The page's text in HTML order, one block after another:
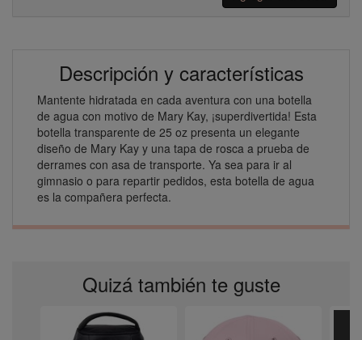
Descripción y características
Mantente hidratada en cada aventura con una botella
de agua con motivo de Mary Kay, ¡superdivertida! Esta
botella transparente de 25 oz presenta un elegante
diseño de Mary Kay y una tapa de rosca a prueba de
derrames con asa de transporte. Ya sea para ir al
gimnasio o para repartir pedidos, esta botella de agua
es la compañera perfecta.
Quizá también te guste